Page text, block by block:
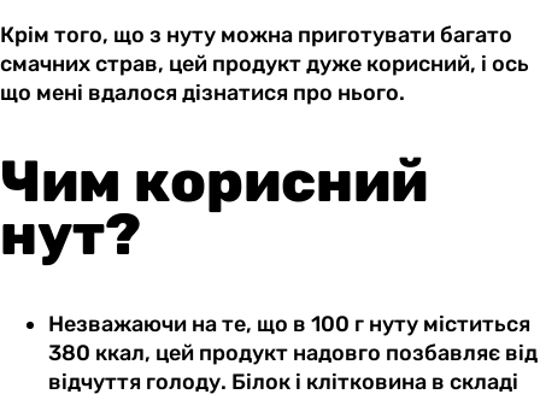
Крім того, що з нуту можна приготувати багато
смачних страв, цей продукт дуже корисний, і ось
що мені вдалося дізнатися про нього.
Чим корисний
нут?
Незважаючи на те, що в 100 г нуту міститься
380 ккал, цей продукт надовго позбавляє від
відчуття голоду. Білок і клітковина в складі